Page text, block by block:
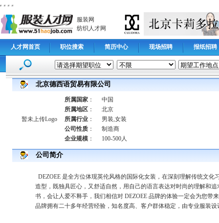
服装网
纺织人才网
人才网首页 职位搜索 简历中心 现场招聘 报纸招聘
北京德西语贸易有限公司
暂未上传Logo
所属国家 ：
中国
所属地区 ：
北京
所属行业 ：
男装,女装
公司性质 ：
制造商
企业规模 ： 100-500人
公司简介
DEZOEE 是全方位体现英伦风格的国际化女装，在深刻理解传统文
造型，既独具匠心，又舒适自然，用自己的语言表达对时尚的理解和
书，会让人爱不释手，我们相信对 DEZOEE 品牌的体验一定会为您
品牌拥有二十多年经营经验，知名度高、客户群体稳定，由专业服装